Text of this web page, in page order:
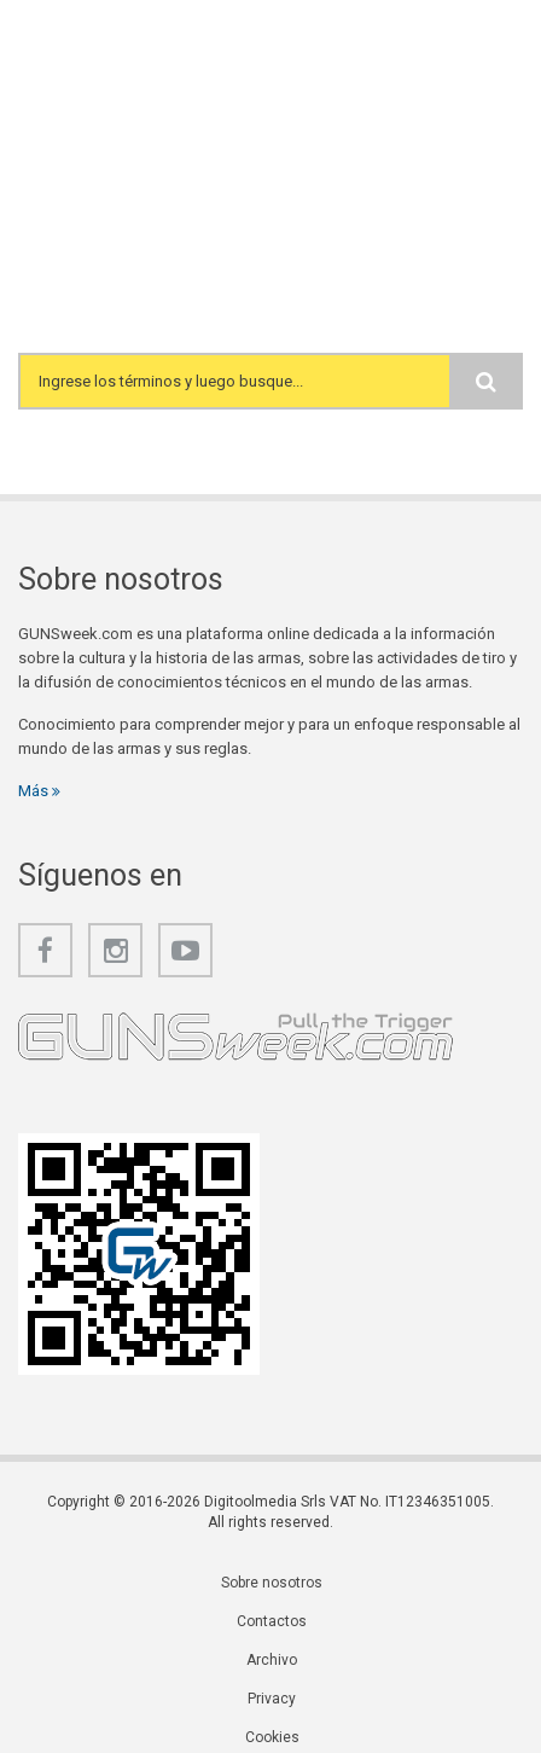
Search form
Sobre nosotros
GUNSweek.com es una plataforma online dedicada a la información
sobre la cultura y la historia de las armas, sobre las actividades de tiro y
la difusión de conocimientos técnicos en el mundo de las armas.
Conocimiento para comprender mejor y para un enfoque responsable al
mundo de las armas y sus reglas.
Más
Síguenos en
Copyright © 2016-2026 Digitoolmedia Srls VAT No. IT12346351005.
All rights reserved.
Sobre nosotros
Contactos
Archivo
Privacy
Cookies